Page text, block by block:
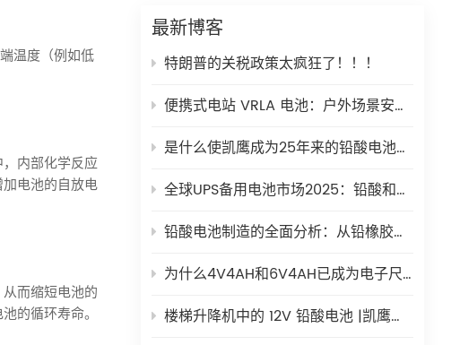
最新博客
特朗普的关税政策太疯狂了！！！
便携式电站 VRLA 电池：户外场景安全耐用的能源解决方案
是什么使凯鹰成为25年来的铅酸电池制造业中受信任的全球合作伙伴？
全球UPS备用电池市场2025：铅酸和锂电池如何共存
铅酸电池制造的全面分析：从铅橡胶到绿色板
为什么4V4AH和6V4AH已成为电子尺度的首选电源？
楼梯升降机中的 12V 铅酸电池 |凯鹰动力
温度（例如低
内部化学反应
电池的自放电
而缩短电池的
的循环寿命。